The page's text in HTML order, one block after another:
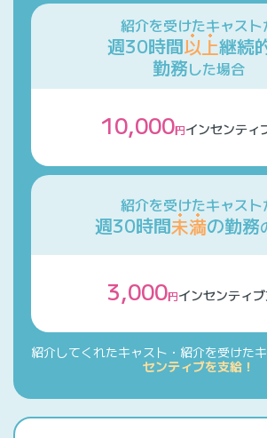
紹介を受けたキャスト
週30時間以上継続
勤務した場合
10,000円インセンティ
紹介を受けたキャスト
週30時間未満の勤務
3,000円インセンティ
紹介してくれたキャスト・紹介を受けた
センティブを支給！